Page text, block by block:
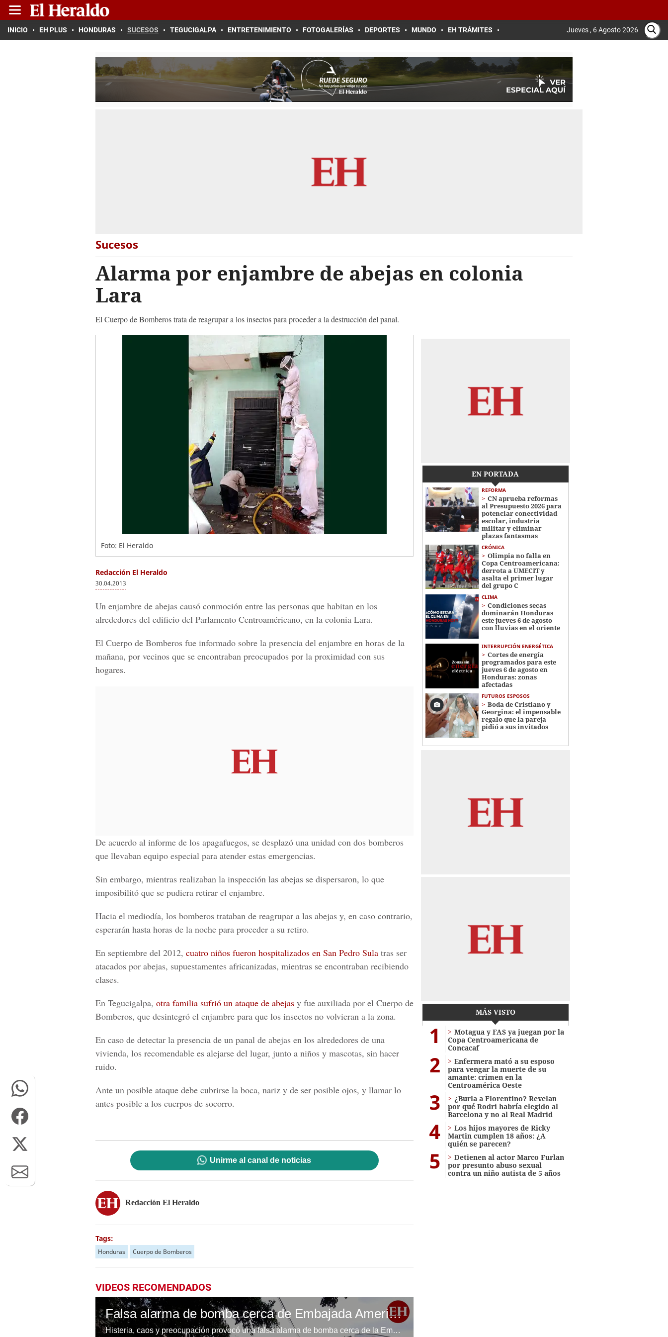
INICIO EH PLUS HONDURAS SUCESOS TEGUCIGALPA ENTRETENIMIENTO FOTOGALERÍAS DEPORTES MUNDO EH TRÁMITES Jueves , 6 Agosto 2026
Sucesos
Alarma por enjambre de abejas en colonia
Lara
El Cuerpo de Bomberos trata de reagrupar a los insectos para proceder a la destrucción del panal.
Foto: El Heraldo
Redacción El Heraldo
30.04.2013
Un enjambre de abejas causó conmoción entre las personas que habitan en los
alrededores del edificio del Parlamento Centroaméricano, en la colonia Lara.
El Cuerpo de Bomberos fue informado sobre la presencia del enjambre en horas de la
mañana, por vecinos que se encontraban preocupados por la proximidad con sus
hogares.
De acuerdo al informe de los apagafuegos, se desplazó una unidad con dos bomberos
que llevaban equipo especial para atender estas emergencias.
Sin embargo, mientras realizaban la inspección las abejas se dispersaron, lo que
imposibilitó que se pudiera retirar el enjambre.
Hacia el mediodía, los bomberos trataban de reagrupar a las abejas y, en caso contrario,
esperarán hasta horas de la noche para proceder a su retiro.
En septiembre del 2012, cuatro niños fueron hospitalizados en San Pedro Sula tras ser
atacados por abejas, supuestamentes africanizadas, mientras se encontraban recibiendo
clases.
En Tegucigalpa, otra familia sufrió un ataque de abejas y fue auxiliada por el Cuerpo de
Bomberos, que desintegró el enjambre para que los insectos no volvieran a la zona.
En caso de detectar la presencia de un panal de abejas en los alrededores de una
vivienda, los recomendable es alejarse del lugar, junto a niños y mascotas, sin hacer
ruido.
Ante un posible ataque debe cubrirse la boca, nariz y de ser posible ojos, y llamar lo
antes posible a los cuerpos de socorro.
Unirme al canal de noticias
Redacción El Heraldo
Tags:
Honduras Cuerpo de Bomberos
VIDEOS RECOMENDADOS
Falsa alarma de bomba cerca de Embajada Americana
Histeria, caos y preocupación provocó una falsa alarma de bomba cerca de la Embajada de Estados Unidos en Honduras.
EN PORTADA
REFORMA
CN aprueba reformas
al Presupuesto 2026 para
potenciar conectividad
escolar, industria
militar y eliminar
plazas fantasmas
CRÓNICA
Olimpia no falla en
Copa Centroamericana:
derrota a UMECIT y
asalta el primer lugar
del grupo C
CLIMA
Condiciones secas
dominarán Honduras
este jueves 6 de agosto
con lluvias en el oriente
INTERRUPCIÓN ENERGÉTICA
Cortes de energía
programados para este
jueves 6 de agosto en
Honduras: zonas
afectadas
FUTUROS ESPOSOS
Boda de Cristiano y
Georgina: el impensable
regalo que la pareja
pidió a sus invitados
MÁS VISTO
1
Motagua y FAS ya juegan por la
Copa Centroamericana de
Concacaf
2
Enfermera mató a su esposo
para vengar la muerte de su
amante: crimen en la
Centroamérica Oeste
3
¿Burla a Florentino? Revelan
por qué Rodri habría elegido al
Barcelona y no al Real Madrid
4
Los hijos mayores de Ricky
Martin cumplen 18 años: ¿A
quién se parecen?
5
Detienen al actor Marco Furlan
por presunto abuso sexual
contra un niño autista de 5 años